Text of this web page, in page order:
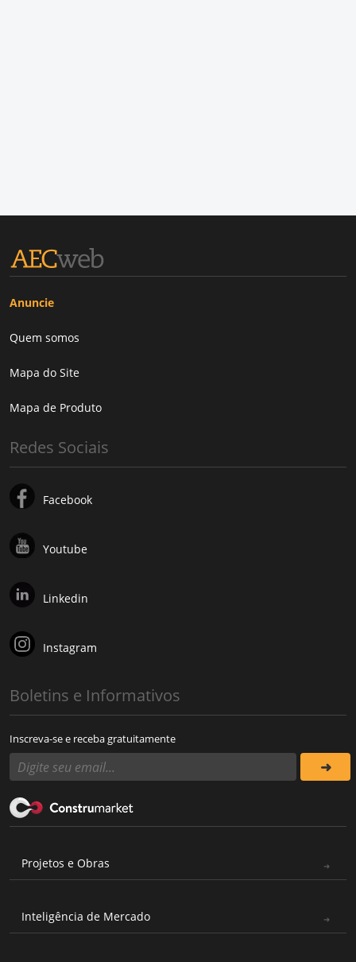
Anuncie
Quem somos
Mapa do Site
Mapa de Produto
Redes Sociais
Facebook
Youtube
Linkedin
Instagram
Boletins e Informativos
Inscreva-se e receba gratuitamente
Projetos e Obras
Inteligência de Mercado